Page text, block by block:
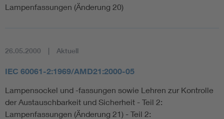
Lampenfassungen (Änderung 20)
26.05.2000 Aktuell
IEC 60061-2:1969/AMD21:2000-05
Lampensockel und -fassungen sowie Lehren zur Kontrolle
der Austauschbarkeit und Sicherheit - Teil 2:
Lampenfassungen (Änderung 21) - Teil 2: